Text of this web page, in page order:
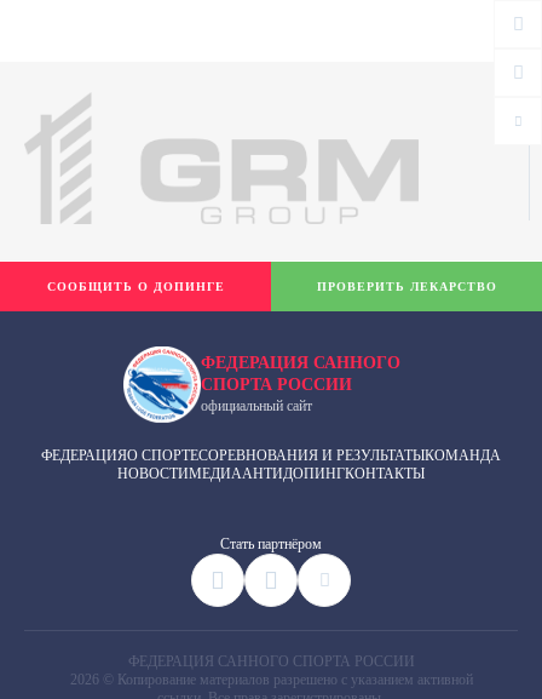
ФЕДЕРАЦИЯ САННОГО
СПОРТА РОССИИ
официальный сайт
ФЕДЕРАЦИЯО СПОРТЕСОРЕВНОВАНИЯ И РЕЗУЛЬТАТЫКОМАНДА
НОВОСТИМЕДИААНТИДОПИНГКОНТАКТЫ
Cтать партнёром
СООБЩИТЬ О ДОПИНГЕ ПРОВЕРИТЬ ЛЕКАРСТВО
ФЕДЕРАЦИЯ САННОГО СПОРТА РОССИИ
2026 © Копирование материалов разрешено с указанием активной